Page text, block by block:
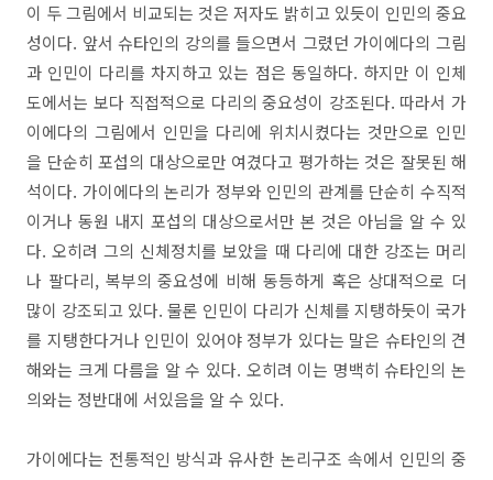
​이 두 그림에서 비교되는 것은 저자도 밝히고 있듯이 인민의 중요
성이다. 앞서 슈타인의 강의를 들으면서 그렸던 가이에다의 그림
과 인민이 다리를 차지하고 있는 점은 동일하다. 하지만 이 인체
도에서는 보다 직접적으로 다리의 중요성이 강조된다. 따라서 가
이에다의 그림에서 인민을 다리에 위치시켰다는 것만으로 인민
을 단순히 포섭의 대상으로만 여겼다고 평가하는 것은 잘못된 해
석이다. 가이에다의 논리가 정부와 인민의 관계를 단순히 수직적
이거나 동원 내지 포섭의 대상으로서만 본 것은 아님을 알 수 있
다. 오히려 그의 신체정치를 보았을 때 다리에 대한 강조는 머리
나 팔다리, 복부의 중요성에 비해 동등하게 혹은 상대적으로 더
많이 강조되고 있다. 물론 인민이 다리가 신체를 지탱하듯이 국가
를 지탱한다거나 인민이 있어야 정부가 있다는 말은 슈타인의 견
해와는 크게 다름을 알 수 있다. 오히려 이는 명백히 슈타인의 논
의와는 정반대에 서있음을 알 수 있다.
가이에다는 전통적인 방식과 유사한 논리구조 속에서 인민의 중